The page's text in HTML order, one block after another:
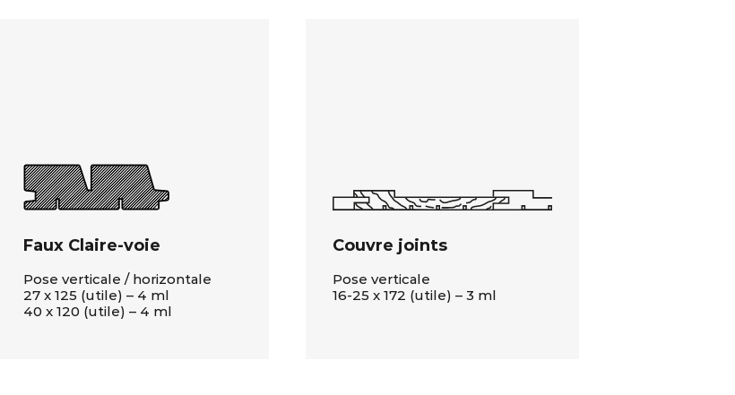
Faux Claire-voie
Pose verticale / horizontale
27 x 125 (utile) – 4 ml
40 x 120 (utile) – 4 ml
Couvre joints
Pose verticale
16-25 x 172 (utile) – 3 ml